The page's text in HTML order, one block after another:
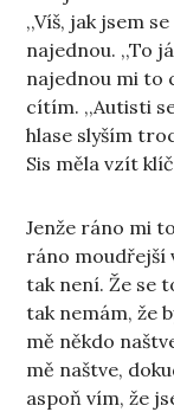
,,Víš, jak jsem
najednou. ,,To
najednou mi to
cítím. ,,Autisti
hlase slyším
Sis měla vzít
Jenže ráno mi
ráno moudřejší
tak není. Že se
tak nemám, že
mě někdo
mě naštve,
aspoň vím, že